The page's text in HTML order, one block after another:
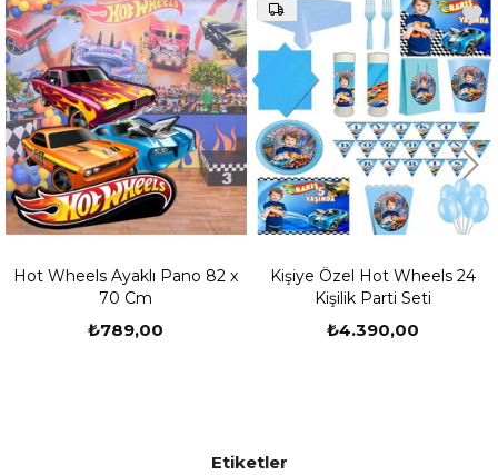
-Çocuğunuzun ismini ve fotoğrafını eklemeyi
unutmayınız.
-Tasarım ekibimiz siparişinizi oluşturduktan sonra
hemen sizin ile iletişime geçmektedir.
-Sizlerden bilgi aldıktan sonra kişiye özel ürünlerin
çalışmaları yapılıp mail veya whatsapp yoluyla
sizlere baskı öncesi son hali iletilir.
-Sizler onay verdikten sonra baskıları yapılıp özenle
paketlenip kargo firmasına teslim edilir.
-Doğum günü kutlamanızın zamanı var ise
fotoğraflarınızı daha sonra göndermek isterseniz
tasarim@partioutlet.com
adresine veya 0533
- Ürünü teslim aldığınıza dair fişi imzaladığınızda o
Wheels Ayaklı Pano 82 x
70 Cm
₺789,00
Kişiye Özel Hot Wheels 24
Kişilik Parti Seti
₺4.390,00
Etiketler